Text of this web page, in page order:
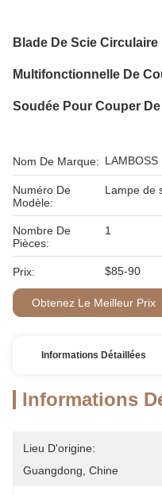
Blade De Scie
Multifonctionnelle De
Soudée Pour Couper
Nom De Marque: LAMBOSS
Numéro De
Modèle:
Lampe de
Nombre De
Pièces:
1
Prix: $85-90
Obtenez Le Meilleur Prix
Informations Détaillées
Informations
Lieu D'origine:
Guangdong, Chine